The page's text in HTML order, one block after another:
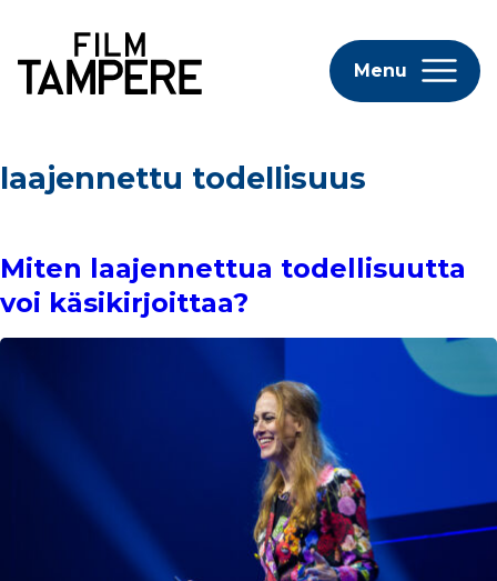
Menu
laajennettu todellisuus
Miten laajennettua todellisuutta
voi käsikirjoittaa?